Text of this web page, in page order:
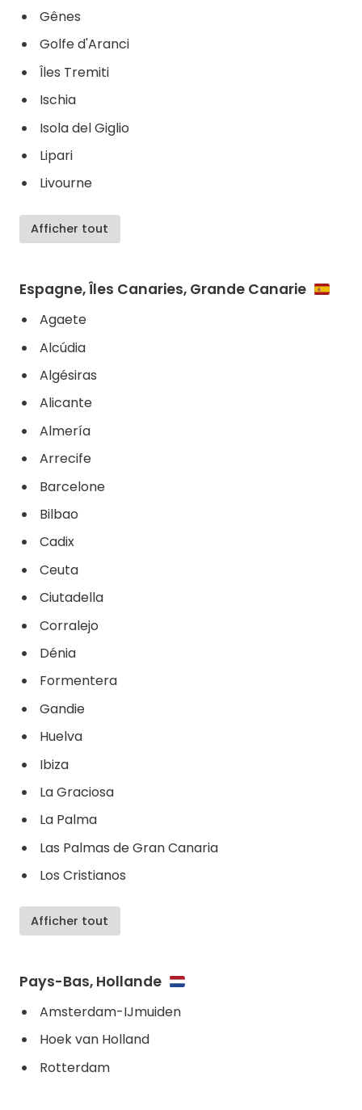
Gênes
Golfe d'Aranci
Îles Tremiti
Ischia
Isola del Giglio
Lipari
Livourne
Afficher tout
Espagne, Îles Canaries, Grande Canarie
Agaete
Alcúdia
Algésiras
Alicante
Almería
Arrecife
Barcelone
Bilbao
Cadix
Ceuta
Ciutadella
Corralejo
Dénia
Formentera
Gandie
Huelva
Ibiza
La Graciosa
La Palma
Las Palmas de Gran Canaria
Los Cristianos
Afficher tout
Pays-Bas, Hollande
Amsterdam-IJmuiden
Hoek van Holland
Rotterdam